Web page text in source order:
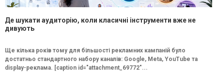
Де шукати аудиторію, коли класичні інструменти вже не
дивують
Ще кілька років тому для більшості рекламних кампаній було
достатньо стандартного набору каналів: Google, Meta, YouTube та
display-реклама. [caption id="attachment_69772"...